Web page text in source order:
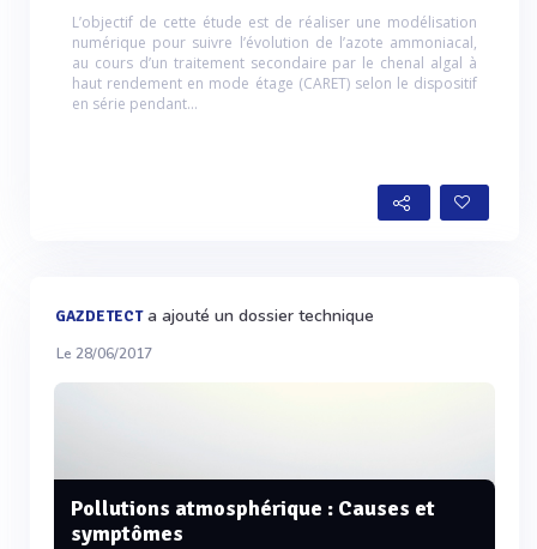
L’objectif de cette étude est de réaliser une modélisation
numérique pour suivre l’évolution de l’azote ammoniacal,
au cours d’un traitement secondaire par le chenal algal à
haut rendement en mode étage (CARET) selon le dispositif
en série pendant...
GAZDETECTa ajouté un dossier technique
Le 28/06/2017
Pollutions atmosphérique : Causes et
symptômes